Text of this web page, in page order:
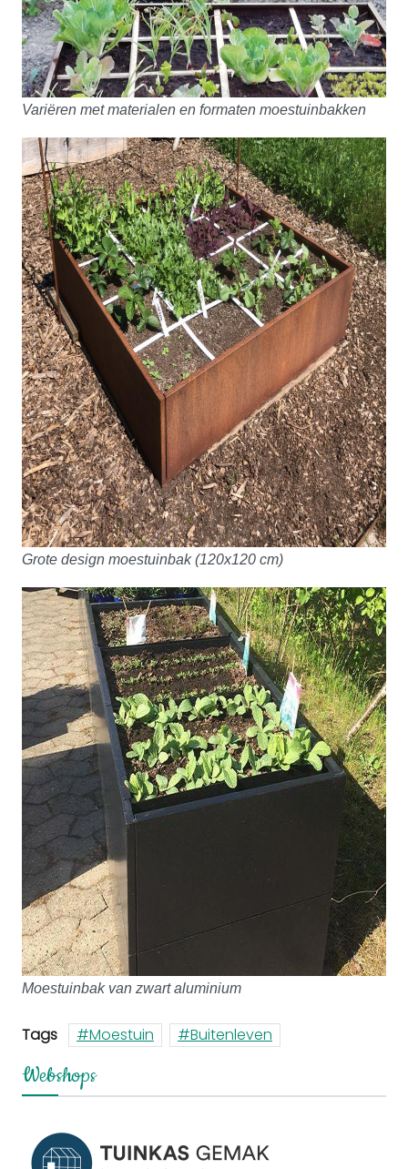
Variëren met materialen en formaten moestuinbakken
Grote design moestuinbak (120x120 cm)
Moestuinbak van zwart aluminium
Tags Moestuin Buitenleven
Webshops